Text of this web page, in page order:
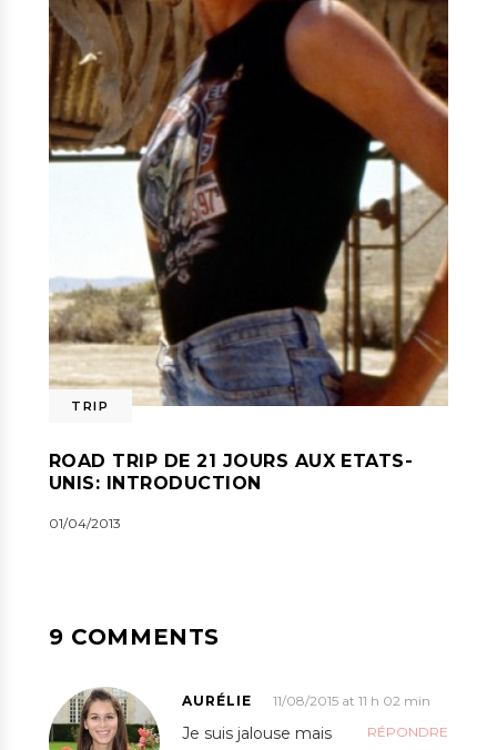
TRIP
ROAD TRIP DE 21 JOURS AUX ETATS-
UNIS: INTRODUCTION
01/04/2013
9 COMMENTS
AURÉLIE
11/08/2015 at 11 h 02 min
RÉPONDRE
Je suis jalouse mais